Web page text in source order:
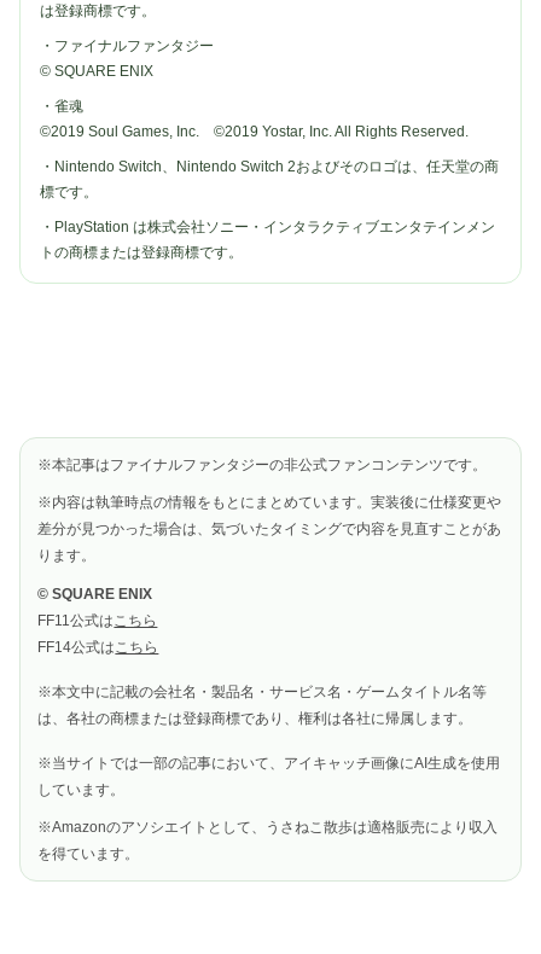
は登録商標です。
・ファイナルファンタジー
© SQUARE ENIX
・雀魂
©2019 Soul Games, Inc. ©2019 Yostar, Inc. All Rights Reserved.
・Nintendo Switch、Nintendo Switch 2およびそのロゴは、任天堂の商
標です。
・PlayStation は株式会社ソニー・インタラクティブエンタテインメン
トの商標または登録商標です。
※本記事はファイナルファンタジーの非公式ファンコンテンツです。
※内容は執筆時点の情報をもとにまとめています。実装後に仕様変更や
差分が見つかった場合は、気づいたタイミングで内容を見直すことがあ
ります。
© SQUARE ENIX
FF11公式は こちら
FF14公式は こちら
※本文中に記載の会社名・製品名・サービス名・ゲームタイトル名等
は、各社の商標または登録商標であり、権利は各社に帰属します。
※当サイトでは一部の記事において、アイキャッチ画像にAI生成を使用
しています。
※Amazonのアソシエイトとして、うさねこ散歩は適格販売により収入
を得ています。